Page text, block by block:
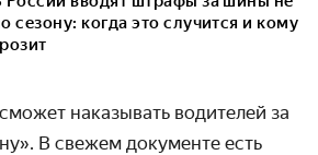
сезону: когда это случится и кому
наказывать водителей за
В свежем документе есть